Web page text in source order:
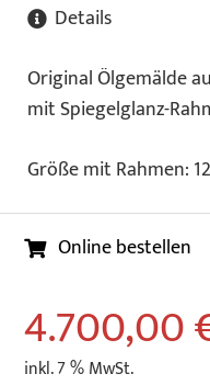
Details
Original Ölgemälde
mit Spiegelglanz-
Größe mit Rahmen:
Online bestellen
4.700,00
inkl. 7 % MwSt.